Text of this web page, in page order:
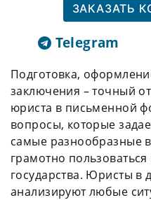
ЗАКАЗАТЬ
Telegram
Подготовка,
заключения – точный
юриста в письменной
вопросы, которые
самые разнообразные
грамотно
государства. Юристы в
анализируют любые